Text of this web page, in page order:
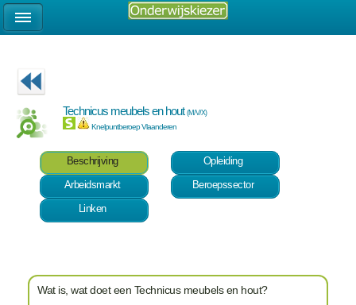
Technicus meubels en hout(M/V/X)
Knelpuntberoep Vlaanderen
Beschrijving
Opleiding
Arbeidsmarkt
Beroepssector
Linken
Wat is, wat doet een Technicus meubels en hout?